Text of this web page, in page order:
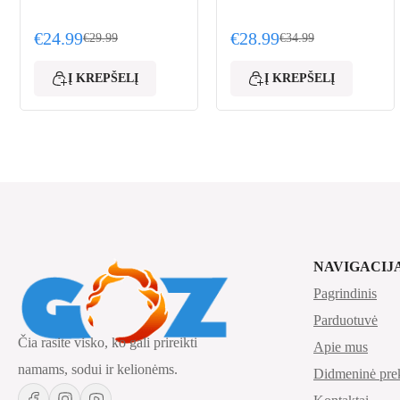
€29.99
Original price was: €29.99.
€24.99
Current price is: €24.99.
Į KREPŠELĮ
€34.99
Original price was:
€28.99
Current price is: €28.99.
Į KREPŠELĮ
Čia rasite visko, ko gali prireikti
namams, sodui ir kelionėms.
Pagrindinis
Parduotuvė
Apie mus
Didmeninė